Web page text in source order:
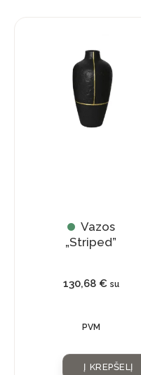
Vazos
„Striped”
130,68 € su
PVM
Į KREPŠELĮ